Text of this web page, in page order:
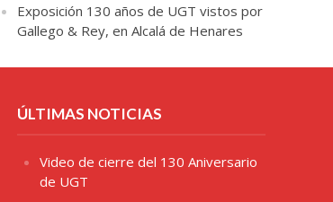
Exposición 130 años de UGT vistos por
Gallego & Rey, en Alcalá de Henares
ÚLTIMAS NOTICIAS
Video de cierre del 130 Aniversario
de UGT